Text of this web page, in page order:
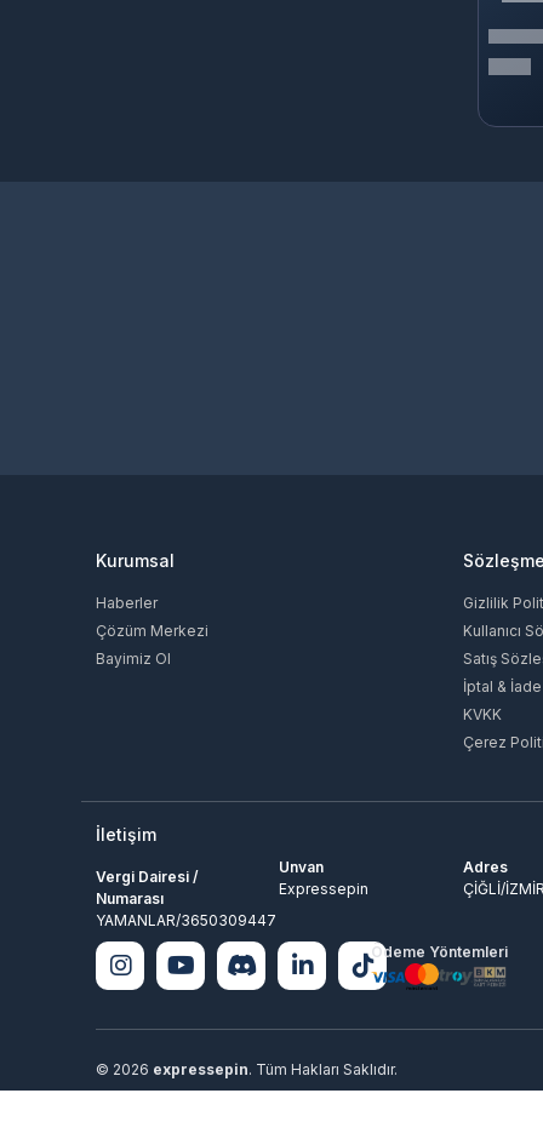
Kurumsal
Haberler
Çözüm Merkezi
Bayimiz Ol
Gizlilik
Kullanıcı
Satış
İptal & İade
KVKK
Çerez
İletişim
Vergi Dairesi /
Numarası
YAMANLAR/3650309447
Unvan
Expressepin
Adres
ÇİĞLİ/İZMİR
Ödeme Yöntemleri
© 2026 expressepin. Tüm Hakları Saklıdır.